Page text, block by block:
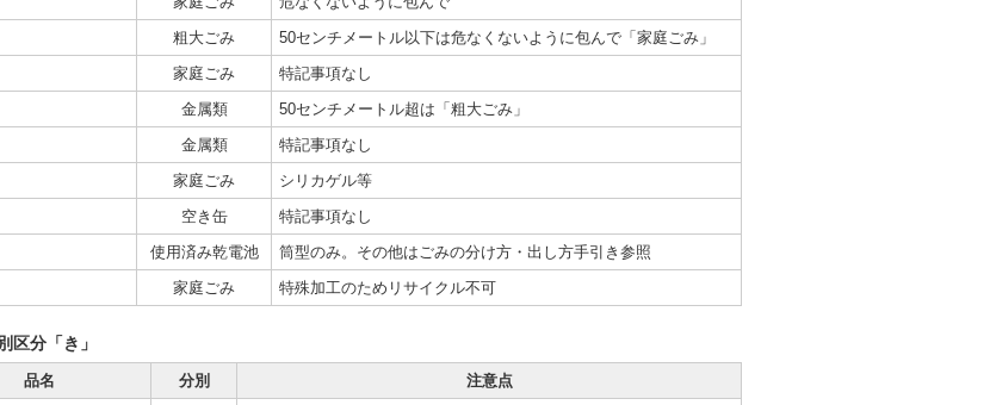
粗大ごみ
50センチメートル以下は危なくないように包んで「家庭ごみ」
家庭ごみ
特記事項なし
金属類
50センチメートル超は「粗大ごみ」
金属類
特記事項なし
家庭ごみ
シリカゲル等
空き缶
特記事項なし
使用済み乾電池
筒型のみ。その他はごみの分け方・出し方手引き参照
家庭ごみ 特殊加工のためリサイクル不可
区分「き」
品名 分別
注意点